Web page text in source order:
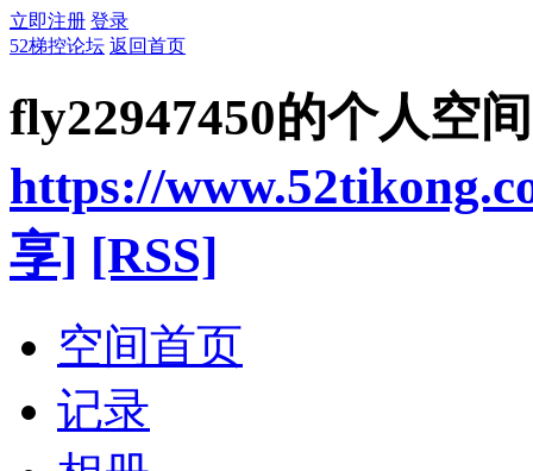
立即注册 登录
52梯控论坛 返回首页
fly22947450的个人空间
https://
享] [RSS]
空间首页
记录